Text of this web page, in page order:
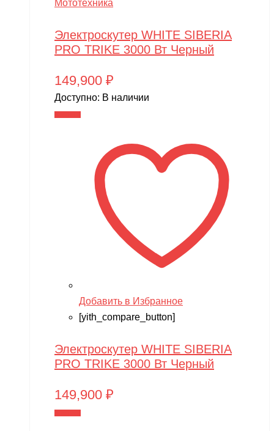
Мототехника
Электроскутер WHITE SIBERIA
PRO TRIKE 3000 Вт Черный
149,900 ₽
Доступно: В наличии
Добавить в Избранное
[yith_compare_button]
Электроскутер WHITE SIBERIA
PRO TRIKE 3000 Вт Черный
149,900 ₽